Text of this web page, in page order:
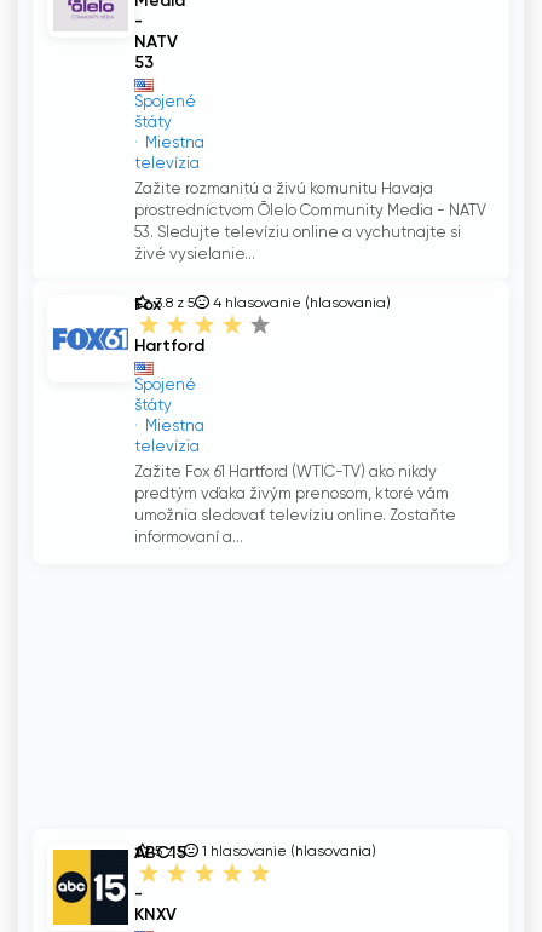
-
NATV
53
Spojené
štáty
Miestna
televízia
Zažite rozmanitú a živú komunitu Havaja
prostredníctvom Ōlelo Community Media - NATV
53. Sledujte televíziu online a vychutnajte si
živé vysielanie...
Fox
61
Hartford
Spojené
štáty
Miestna
televízia
3.8 z 5 4 hlasovanie (hlasovania)
Zažite Fox 61 Hartford (WTIC-TV) ako nikdy
predtým vďaka živým prenosom, ktoré vám
umožnia sledovať televíziu online. Zostaňte
informovaní a...
ABC15
Arizona
-
KNXV
5 z 5 1 hlasovanie (hlasovania)